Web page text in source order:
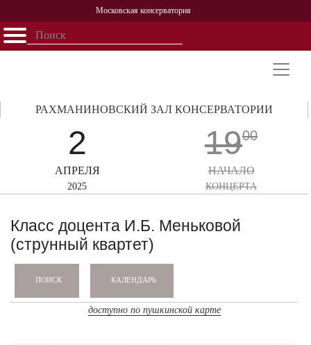
Московская консерватория
Открыть - закрыть
Персоналии
История
2
АПРЕЛЯ
2025
РАХМАНИНОВСКИЙ ЗАЛ КОНСЕРВАТОРИИ
1900
НАЧАЛО
КОНЦЕРТА
Класс доцента И.Б. Меньковой
(струнный квартет)
ПОИСК КАЛЕНДАРЬ
доступно по пушкинской карте